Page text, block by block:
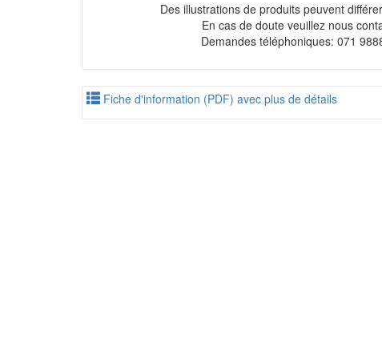
Des illustrations de produits peuvent
En cas de doute veuillez nous
Demandes téléphoniques: 071
Fiche d'information (PDF) avec plus de détails